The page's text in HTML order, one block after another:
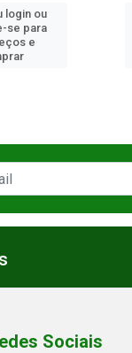
login ou
se para
e
Sociais